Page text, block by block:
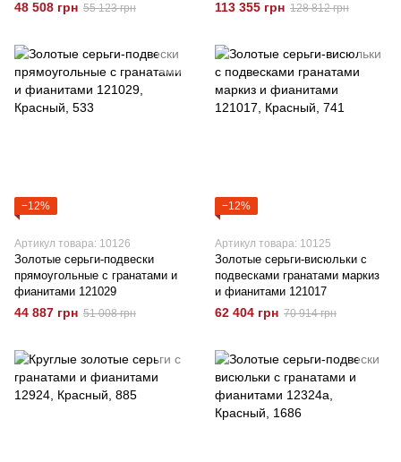
48 508 грн 55 123 грн 113 355 грн 128 812 грн
−12%
Артикул товара: 10126
Золотые серьги-подвески
прямоугольные с гранатами и
фианитами 121029
44 887 грн 51 008 грн
−12%
Артикул товара: 10125
Золотые серьги-висюльки с
подвесками гранатами маркиз
и фианитами 121017
62 404 грн 70 914 грн